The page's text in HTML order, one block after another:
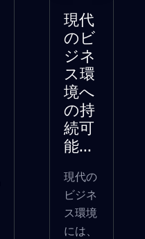
現代
のビ
ジネ
ス環
境へ
の持
続可
能...
現代の
ビジネ
ス環境
には、